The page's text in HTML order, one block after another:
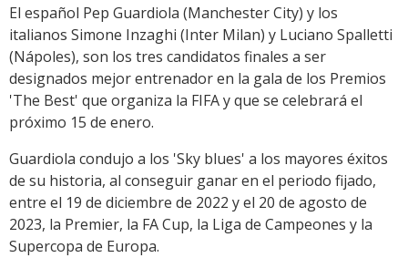
Link
El español Pep Guardiola (Manchester City) y los
italianos Simone Inzaghi (Inter Milan) y Luciano Spalletti
(Nápoles), son los tres candidatos finales a ser
designados mejor entrenador en la gala de los Premios
'The Best' que organiza la FIFA y que se celebrará el
próximo 15 de enero.
Guardiola condujo a los 'Sky blues' a los mayores éxitos
de su historia, al conseguir ganar en el periodo fijado,
entre el 19 de diciembre de 2022 y el 20 de agosto de
2023, la Premier, la FA Cup, la Liga de Campeones y la
Supercopa de Europa.